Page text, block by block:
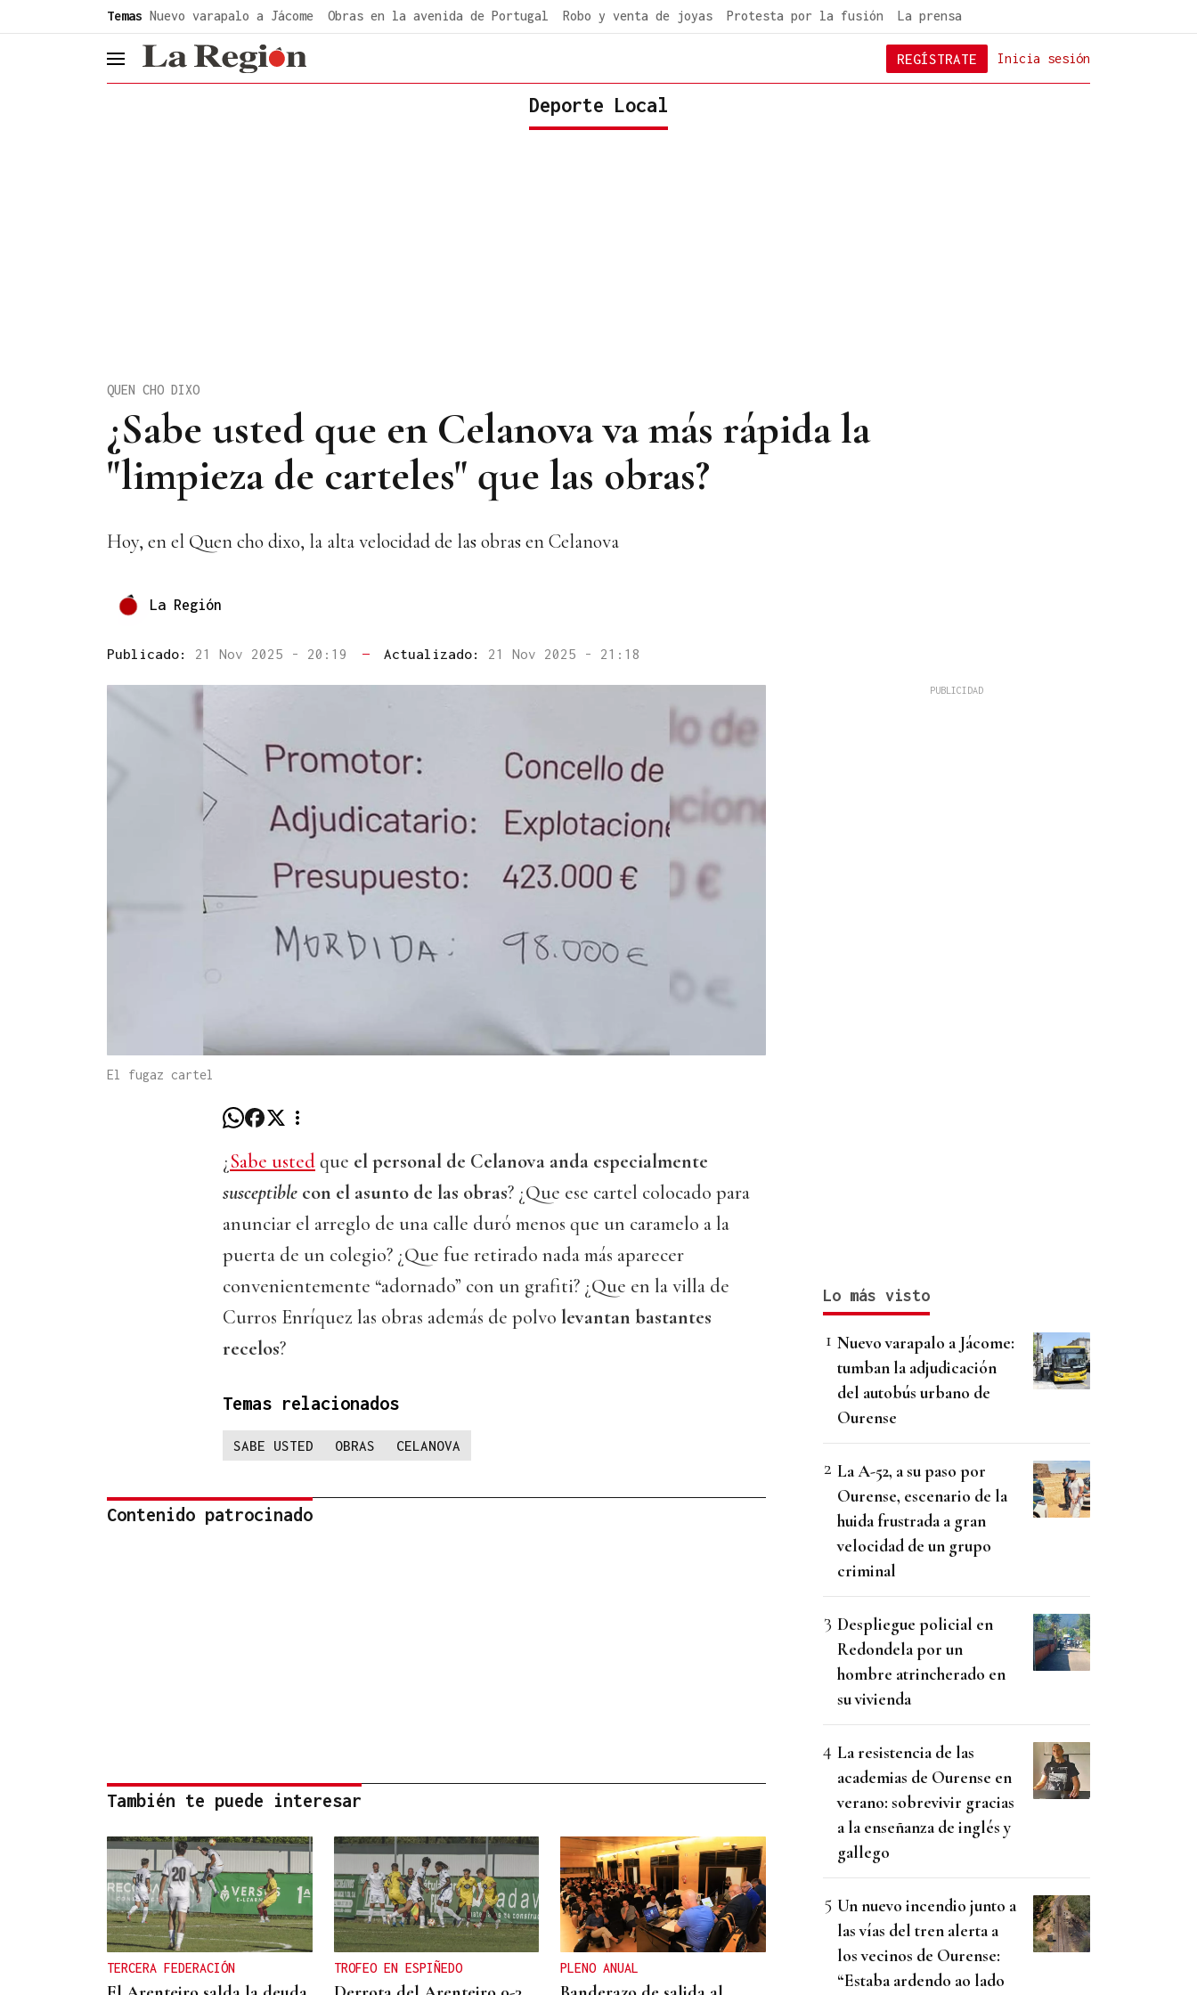
Temas Nuevo varapalo a Jácome Obras en la avenida de Portugal Robo y venta de joyas Protesta por la fusión La prensa
header.menu.open Inicia sesión
REGÍSTRATE
Deporte Local
¿Sabe usted que en Celanova va más rápida la
"limpieza de carteles" que las obras?
QUEN CHO DIXO
Hoy, en el Quen cho dixo, la alta velocidad de las obras en Celanova
La Región
Publicado: 21 Nov 2025 - 20:19 — Actualizado: 21 Nov 2025 - 21:18
El fugaz cartel
¿Sabe ustedque el personal de Celanova anda especialmente
susceptible con el asunto de las obras? ¿Que ese cartel colocado para
anunciar el arreglo de una calle duró menos que un caramelo a la
puerta de un colegio? ¿Que fue retirado nada más aparecer
convenientemente “adornado” con un grafiti? ¿Que en la villa de
Curros Enríquez las obras además de polvo levantan bastantes
recelos?
Temas relacionados
SABE USTED OBRAS CELANOVA
Contenido patrocinado
También te puede interesar
TERCERA FEDERACIÓN TROFEO EN ESPIÑEDO PLENO ANUAL
Lo más visto
Nuevo varapalo a Jácome:
tumban la adjudicación
del autobús urbano de
Ourense
La A-52, a su paso por
Ourense, escenario de la
huida frustrada a gran
velocidad de un grupo
criminal
Despliegue policial en
Redondela por un
hombre atrincherado en
su vivienda
La resistencia de las
academias de Ourense en
verano: sobrevivir gracias
a la enseñanza de inglés y
gallego
Un nuevo incendio junto a
las vías del tren alerta a
los vecinos de Ourense:
“Estaba ardendo ao lado